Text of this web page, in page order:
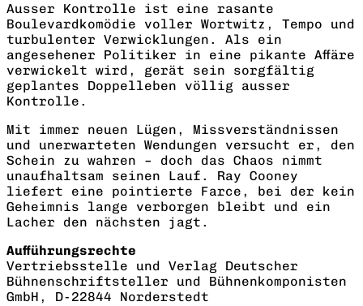
Ausser Kontrolle ist eine rasante
Boulevardkomödie voller Wortwitz, Tempo und
turbulenter Verwicklungen. Als ein
angesehener Politiker in eine pikante Affäre
verwickelt wird, gerät sein sorgfältig
geplantes Doppelleben völlig ausser
Kontrolle.
Mit immer neuen Lügen, Missverständnissen
und unerwarteten Wendungen versucht er, den
Schein zu wahren – doch das Chaos nimmt
unaufhaltsam seinen Lauf. Ray Cooney
liefert eine pointierte Farce, bei der kein
Geheimnis lange verborgen bleibt und ein
Lacher den nächsten jagt.
Aufführungsrechte
Vertriebsstelle und Verlag Deutscher
Bühnenschriftsteller und Bühnenkomponisten
GmbH, D-22844 Norderstedt